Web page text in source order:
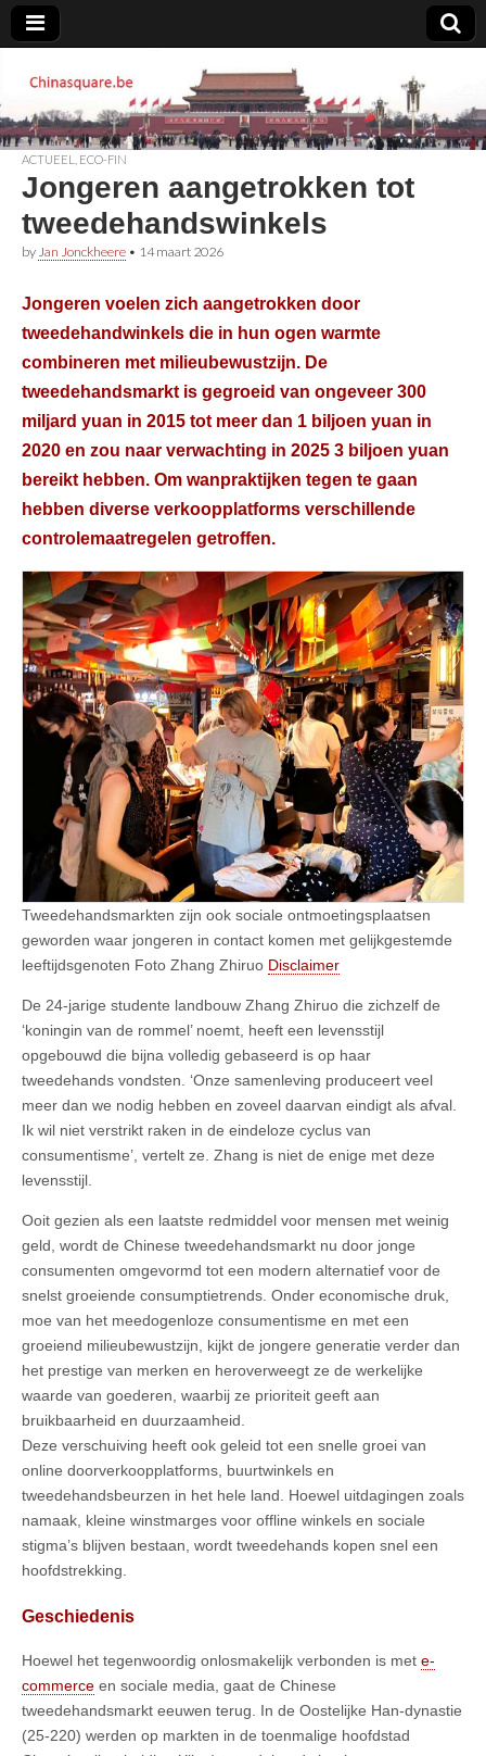
Chinasquare.be
ACTUEEL ECO-FIN
Jongeren aangetrokken tot
tweedehandswinkels
by Jan Jonckheere • 14 maart 2026
Jongeren voelen zich aangetrokken door
tweedehandwinkels die in hun ogen warmte
combineren met milieubewustzijn. De
tweedehandsmarkt is gegroeid van ongeveer 300
miljard yuan in 2015 tot meer dan 1 biljoen yuan in
2020 en zou naar verwachting in 2025 3 biljoen yuan
bereikt hebben. Om wanpraktijken tegen te gaan
hebben diverse verkoopplatforms verschillende
controlemaatregelen getroffen.
Tweedehandsmarkten zijn ook sociale ontmoetingsplaatsen
geworden waar jongeren in contact komen met gelijkgestemde
leeftijdsgenoten Foto Zhang Zhiruo Disclaimer
De 24-jarige studente landbouw Zhang Zhiruo die zichzelf de
‘koningin van de rommel’ noemt, heeft een levensstijl
opgebouwd die bijna volledig gebaseerd is op haar
tweedehands vondsten. ‘Onze samenleving produceert veel
meer dan we nodig hebben en zoveel daarvan eindigt als afval.
Ik wil niet verstrikt raken in de eindeloze cyclus van
consumentisme’, vertelt ze. Zhang is niet de enige met deze
levensstijl.
Ooit gezien als een laatste redmiddel voor mensen met weinig
geld, wordt de Chinese tweedehandsmarkt nu door jonge
consumenten omgevormd tot een modern alternatief voor de
snelst groeiende consumptietrends. Onder economische druk,
moe van het meedogenloze consumentisme en met een
groeiend milieubewustzijn, kijkt de jongere generatie verder dan
het prestige van merken en heroverweegt ze de werkelijke
waarde van goederen, waarbij ze prioriteit geeft aan
bruikbaarheid en duurzaamheid.
Deze verschuiving heeft ook geleid tot een snelle groei van
online doorverkoopplatforms, buurtwinkels en
tweedehandsbeurzen in het hele land. Hoewel uitdagingen zoals
namaak, kleine winstmarges voor offline winkels en sociale
stigma’s blijven bestaan, wordt tweedehands kopen snel een
hoofdstrekking.
Geschiedenis
Hoewel het tegenwoordig onlosmakelijk verbonden is met e-
commerce en sociale media, gaat de Chinese
tweedehandsmarkt eeuwen terug. In de Oostelijke Han-dynastie
(25-220) werden op markten in de toenmalige hoofdstad